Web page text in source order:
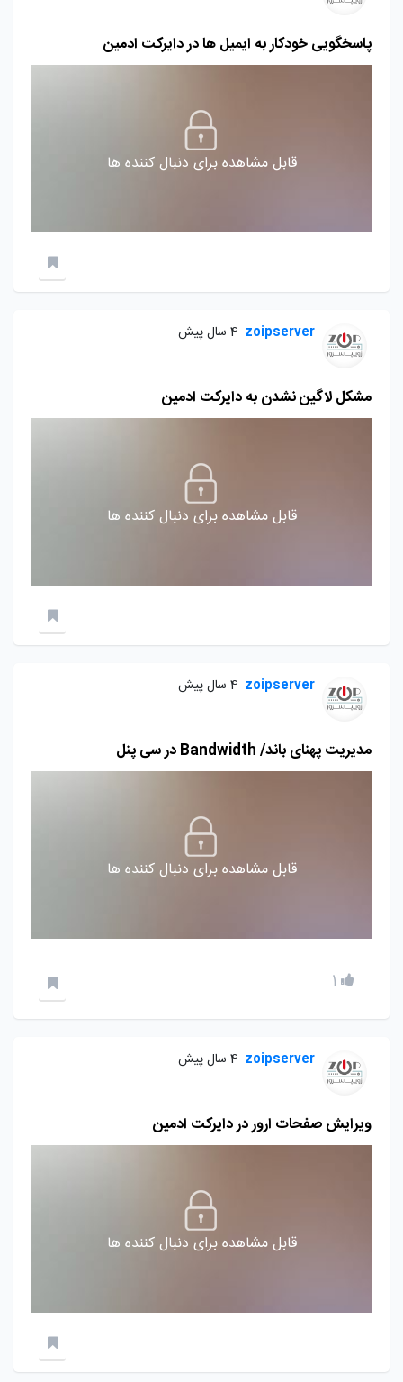
پاسخگویی خودکار به ایمیل ها در دایرکت ادمین
قابل مشاهده برای دنبال کننده ها
zoipserver 4 سال پیش
مشکل لاگین نشدن به دایرکت ادمین
قابل مشاهده برای دنبال کننده ها
zoipserver 4 سال پیش
مدیریت پهنای باند/ Bandwidth در سی پنل
قابل مشاهده برای دنبال کننده ها
1
zoipserver 4 سال پیش
ویرایش صفحات ارور در دایرکت ادمین
قابل مشاهده برای دنبال کننده ها